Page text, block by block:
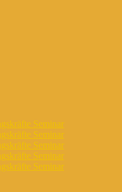
Seminar
Seminar
Seminar
Seminar
Seminar